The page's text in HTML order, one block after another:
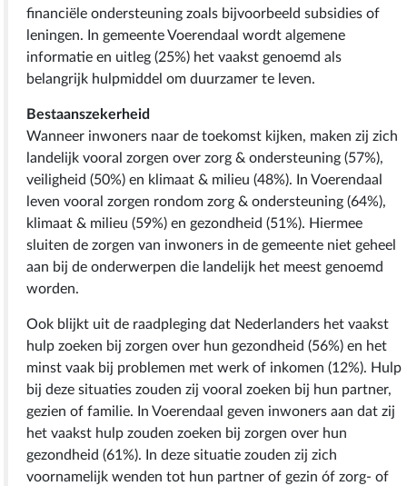
financiële ondersteuning zoals bijvoorbeeld subsidies of
leningen. In gemeente Voerendaal wordt algemene
informatie en uitleg (25%) het vaakst genoemd als
belangrijk hulpmiddel om duurzamer te leven.
Bestaanszekerheid
Wanneer inwoners naar de toekomst kijken, maken zij zich
landelijk vooral zorgen over zorg & ondersteuning (57%),
veiligheid (50%) en klimaat & milieu (48%). In Voerendaal
leven vooral zorgen rondom zorg & ondersteuning (64%),
klimaat & milieu (59%) en gezondheid (51%). Hiermee
sluiten de zorgen van inwoners in de gemeente niet geheel
aan bij de onderwerpen die landelijk het meest genoemd
worden.
Ook blijkt uit de raadpleging dat Nederlanders het vaakst
hulp zoeken bij zorgen over hun gezondheid (56%) en het
minst vaak bij problemen met werk of inkomen (12%). Hulp
bij deze situaties zouden zij vooral zoeken bij hun partner,
gezien of familie. In Voerendaal geven inwoners aan dat zij
het vaakst hulp zouden zoeken bij zorgen over hun
gezondheid (61%). In deze situatie zouden zij zich
voornamelijk wenden tot hun partner of gezin óf zorg- of